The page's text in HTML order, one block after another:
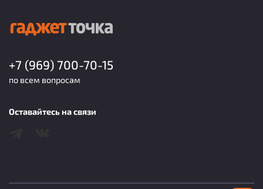
+7 (969) 700-70-15
по всем вопросам
Оставайтесь на связи